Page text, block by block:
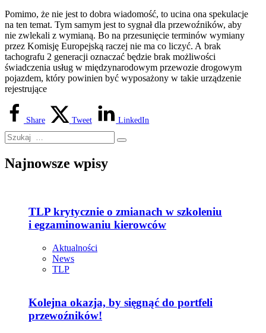
Pomimo, że nie jest to dobra wiadomość, to ucina ona spekulacje
na ten temat. Tym samym jest to sygnał dla przewoźników, aby
nie zwlekali z wymianą. Bo na przesunięcie terminów wymiany
przez Komisję Europejską raczej nie ma co liczyć. A brak
tachografu 2 generacji oznaczać będzie brak możliwości
świadczenia usług w międzynarodowym przewozie drogowym
pojazdem, który powinien być wyposażony w takie urządzenie
rejestrujące
Share Tweet LinkedIn
Najnowsze wpisy
TLP krytycznie o zmianach w szkoleniu
i egzaminowaniu kierowców
Aktualności
News
TLP
Kolejna okazja, by sięgnąć do portfeli
przewoźników!